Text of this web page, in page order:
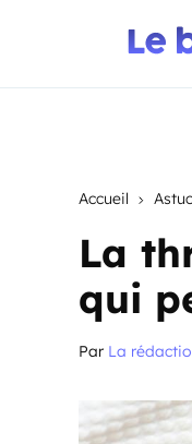
Accueil
La
qui
Par La